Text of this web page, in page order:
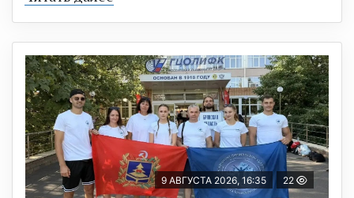
9 АВГУСТА 2026, 16:35 22